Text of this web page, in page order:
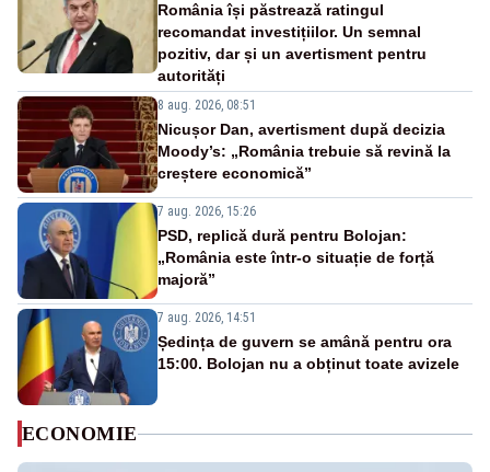
România își păstrează ratingul
recomandat investițiilor. Un semnal
pozitiv, dar și un avertisment pentru
autorități
8 aug. 2026, 08:51
Nicușor Dan, avertisment după decizia
Moody’s: „România trebuie să revină la
creștere economică”
7 aug. 2026, 15:26
PSD, replică dură pentru Bolojan:
„România este într-o situație de forță
majoră”
7 aug. 2026, 14:51
Ședința de guvern se amână pentru ora
15:00. Bolojan nu a obținut toate avizele
ECONOMIE